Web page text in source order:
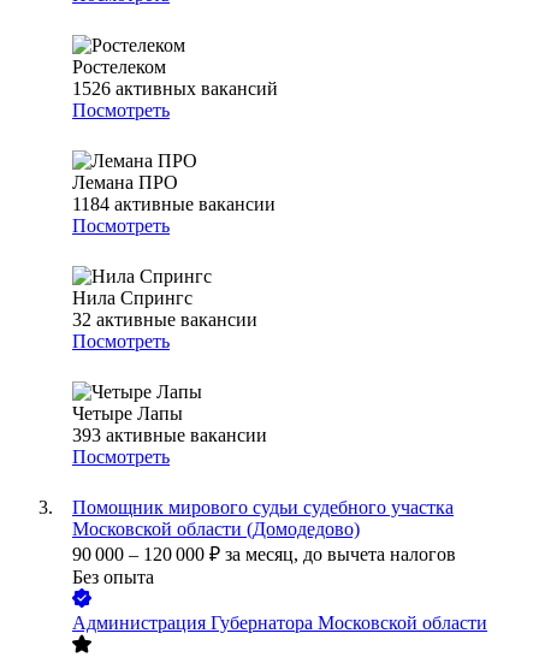
Ростелеком
1526 активных вакансий
Посмотреть
Лемана ПРО
1184 активные вакансии
Посмотреть
Нила Спрингс
32 активные вакансии
Посмотреть
Четыре Лапы
393 активные вакансии
Посмотреть
Помощник мирового судьи судебного участка
Московской области (Домодедово)
90 000 – 120 000 ₽ за месяц, до вычета налогов
Без опыта
Администрация Губернатора Московской области